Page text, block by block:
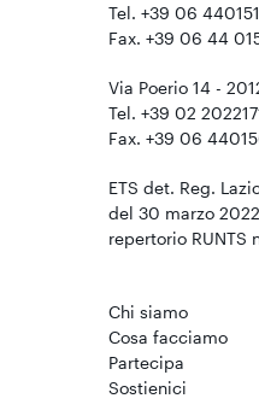
Tel. +39 06 440151
Fax. +39 06 44
Via Poerio 14 -
Tel. +39 02
Fax. +39 06
ETS det. Reg.
del 30 marzo 2022
repertorio RUNTS
Chi siamo
Cosa facciamo
Partecipa
Sostienici